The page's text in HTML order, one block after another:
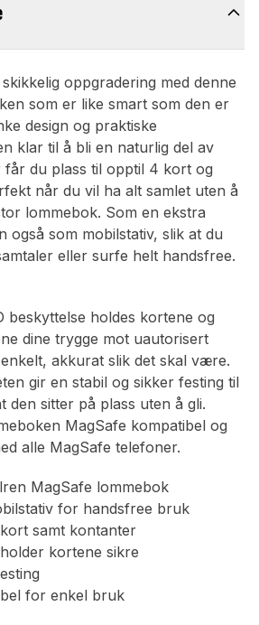
oppgradering med denne
som er like smart som den er
design og praktiske
klar til å bli en naturlig del av
får du plass til opptil 4 kort og
når du vil ha alt samlet uten å
lommebok. Som en ekstra
også som mobilstativ, slik at du
eller surfe helt handsfree.
beskyttelse holdes kortene og
dine trygge mot uautorisert
akkurat slik det skal være.
gir en stabil og sikker festing til
den sitter på plass uten å gli.
MagSafe kompatibel og
alle MagSafe telefoner.
MagSafe lommebok
for handsfree bruk
samt kontanter
kortene sikre
for enkel bruk